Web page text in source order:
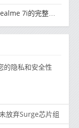
整规格并导致泄漏
的隐私和安全性
放弃Surge芯片组